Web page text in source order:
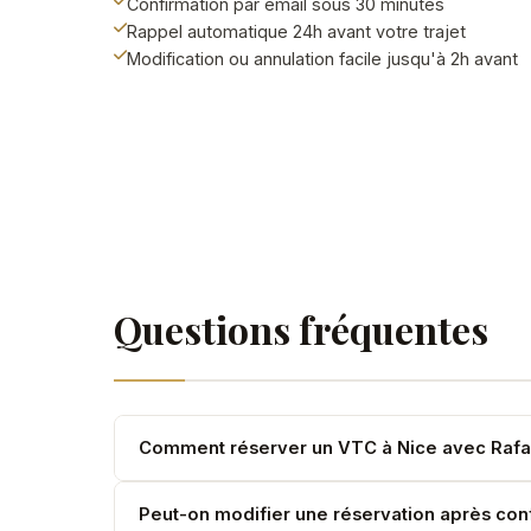
Confirmation par email sous 30 minutes
Rappel automatique 24h avant votre trajet
Modification ou annulation facile jusqu'à 2h avant
Questions fréquentes
Comment réserver un VTC à Nice avec
Via le formulaire en ligne, par téléphone (07 67
Peut-on modifier une réservation après